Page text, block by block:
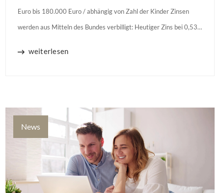
Euro bis 180.000 Euro / abhängig von Zahl der Kinder Zinsen
werden aus Mitteln des Bundes verbilligt: Heutiger Zins bei 0,53
weiterlesen
News